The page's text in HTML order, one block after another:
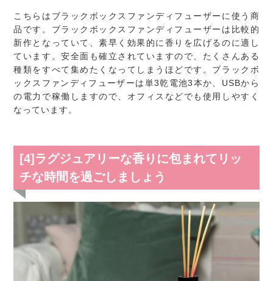
こちらはブラックボックスファンディフューザーに使う商
品です。ブラックボックスファンディフューザーは比較的
新作となっていて、素早く効果的に香りを広げるのに適し
ています。安全面も確立されていますので、たくさんある
種類をすべて集めたくなってしまうほどです。ブラックボ
ックスファンディフューザーは単3乾電池3本か、USBから
の電力で稼働しますので、オフィスなどでも使用しやすく
なっています。
[4]ラグジュアリーな香りに包まれてリッ
チな時間を過ごしましょう